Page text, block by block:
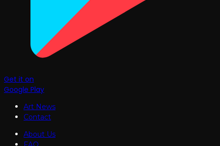
Get it on
Google Play
Art News
Contact
About Us